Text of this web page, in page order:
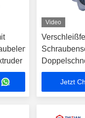
Video
mit HIP-
Jetzt